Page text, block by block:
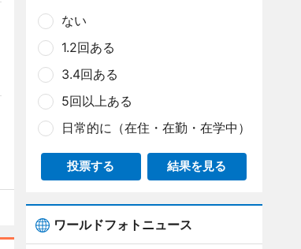
ない
1.2回ある
3.4回ある
5回以上ある
日常的に（在住・在勤・在学中）
投票する 結果を見る
ワールドフォトニュース